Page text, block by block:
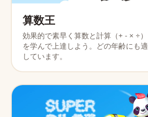
算数王
効果的で素早く算数と計算（+ - × ÷）
を学んで上達しよう。どの年齢にも適
しています。